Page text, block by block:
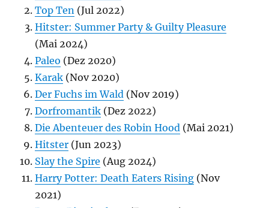
Top Ten (Jul 2022)
Hitster: Summer Party & Guilty Pleasure
(Mai 2024)
Paleo (Dez 2020)
Karak (Nov 2020)
Der Fuchs im Wald (Nov 2019)
Dorfromantik (Dez 2022)
Die Abenteuer des Robin Hood (Mai 2021)
Hitster (Jun 2023)
Slay the Spire (Aug 2024)
Harry Potter: Death Eaters Rising (Nov
2021)